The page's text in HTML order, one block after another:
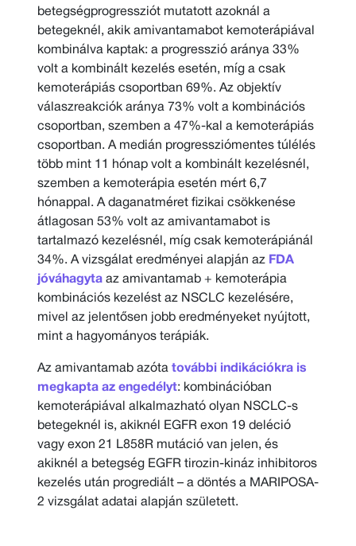
betegségprogressziót mutatott azoknál a
betegeknél, akik amivantamabot kemoterápiával
kombinálva kaptak: a progresszió aránya 33%
volt a kombinált kezelés esetén, míg a csak
kemoterápiás csoportban 69%. Az objektív
válaszreakciók aránya 73% volt a kombinációs
csoportban, szemben a 47%-kal a kemoterápiás
csoportban. A medián progressziómentes túlélés
több mint 11 hónap volt a kombinált kezelésnél,
szemben a kemoterápia esetén mért 6,7
hónappal. A daganatméret fizikai csökkenése
átlagosan 53% volt az amivantamabot is
tartalmazó kezelésnél, míg csak kemoterápiánál
34%. A vizsgálat eredményei alapján az FDA
jóváhagytaaz amivantamab + kemoterápia
kombinációs kezelést az NSCLC kezelésére,
mivel az jelentősen jobb eredményeket nyújtott,
mint a hagyományos terápiák.
Az amivantamab azóta további indikációkra is
megkapta az engedélyt: kombinációban
kemoterápiával alkalmazható olyan NSCLC-s
betegeknél is, akiknél EGFR exon 19 deléció
vagy exon 21 L858R mutáció van jelen, és
akiknél a betegség EGFR tirozin-kináz inhibitoros
kezelés után progrediált – a döntés a MARIPOSA-
2 vizsgálat adatai alapján született.